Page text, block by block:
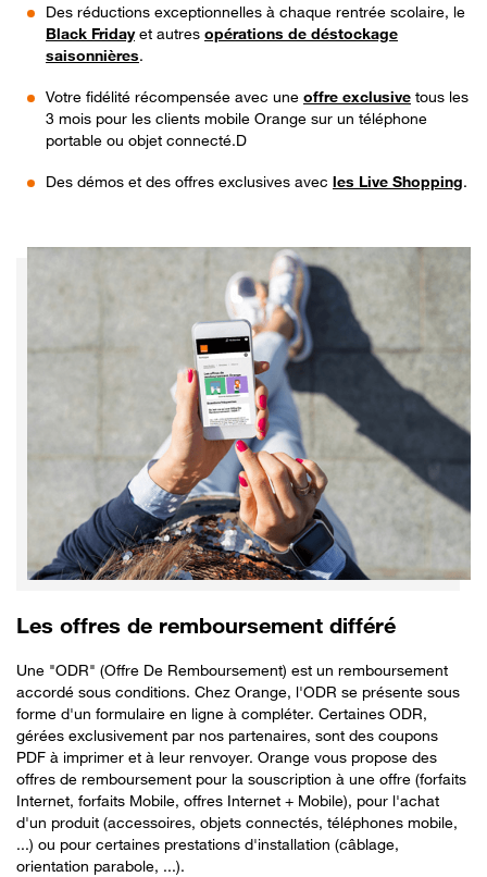
Des réductions exceptionnelles à chaque rentrée scolaire, le
Black Fridayet autres opérations de déstockage
saisonnières.
Votre fidélité récompensée avec une offre exclusive tous les
3 mois pour les clients mobile Orange sur un téléphone
portable ou objet connecté.D
Des démos et des offres exclusives avec les Live Shopping.
Les offres de remboursement différé
Une "ODR" (Offre De Remboursement) est un remboursement
accordé sous conditions. Chez Orange, l'ODR se présente sous
forme d'un formulaire en ligne à compléter. Certaines ODR,
gérées exclusivement par nos partenaires, sont des coupons
PDF à imprimer et à leur renvoyer. Orange vous propose des
offres de remboursement pour la souscription à une offre (forfaits
Internet, forfaits Mobile, offres Internet + Mobile), pour l'achat
d'un produit (accessoires, objets connectés, téléphones mobile,
...) ou pour certaines prestations d'installation (câblage,
orientation parabole, ...).